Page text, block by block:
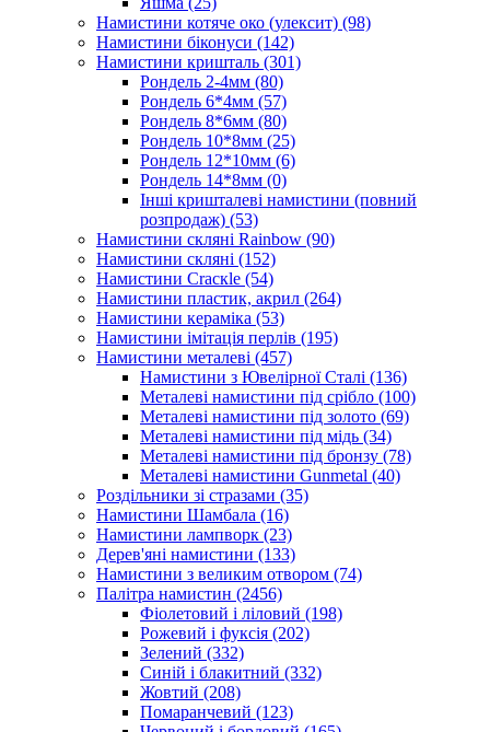
Намистини котяче око (улексит) (98)
Намистини біконуси (142)
Намистини кришталь (301)
Рондель 2-4мм (80)
Рондель 6*4мм (57)
Рондель 8*6мм (80)
Рондель 10*8мм (25)
Рондель 12*10мм (6)
Рондель 14*8мм (0)
Інші кришталеві намистини (повний
розпродаж) (53)
Намистини скляні Rainbow (90)
Намистини скляні (152)
Намистини Cracкle (54)
Намистини пластик, акрил (264)
Намистини кераміка (53)
Намистини імітація перлів (195)
Намистини металеві (457)
Намистини з Ювелірної Сталі (136)
Металеві намистини під срібло (100)
Металеві намистини під золото (69)
Металеві намистини під мідь (34)
Металеві намистини під бронзу (78)
Металеві намистини Gunmetal (40)
Роздільники зі стразами (35)
Намистини Шамбала (16)
Намистини лампворк (23)
Дерев'яні намистини (133)
Намистини з великим отвором (74)
Палітра намистин (2456)
Фіолетовий і ліловий (198)
Рожевий і фуксія (202)
Зелений (332)
Синій і блакитний (332)
Жовтий (208)
Помаранчевий (123)